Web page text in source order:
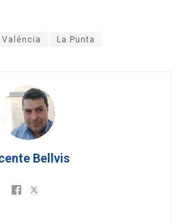
La Punta
Bellvis